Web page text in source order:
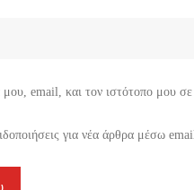
email, και τον ιστότοπο μου
για νέα άρθρα μέσω